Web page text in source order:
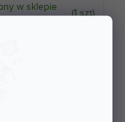
w sklepie
(1 szt)
zacisk z różnymi
podłączenia,
zamocować na...